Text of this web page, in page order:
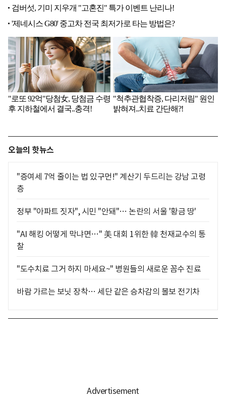
오늘의 핫뉴스
"증여세 7억 줄이는 법 있구먼!" 계산기 두드리는 강남 고령
층
정부 "아파트 짓자", 시민 "안돼"… 논란의 서울 '황금 땅'
"AI 해킹 어떻게 막냐면…" 美 대회 1위한 韓 천재교수의 통
찰
"도수치료 그거 하지 마세요~" 병원들의 새로운 꼼수 진료
바람 가르는 보닛 장착… 세단 같은 승차감의 볼보 전기차